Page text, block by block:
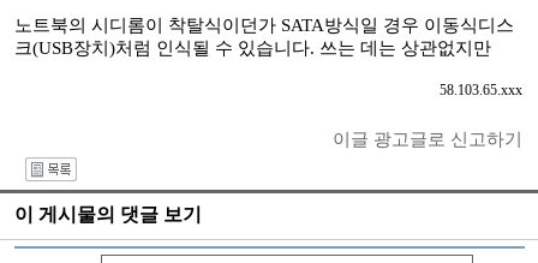
노트북의 시디롬이 착탈식이던가 SATA방식일 경우 이동식디스
크(USB장치)처럼 인식될 수 있습니다. 쓰는 데는 상관없지만
58.103.65.xxx
이글 광고글로 신고하기
이 게시물의 댓글 보기